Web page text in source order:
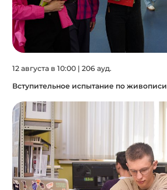
12 августа в 10:00 | 206 ауд.
Вступительное испытание по живописи